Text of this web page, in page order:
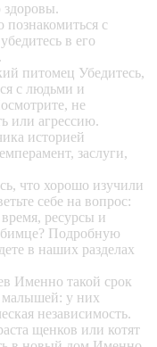
познакомиться с
в его
питомец Убедитесь,
с людьми и
не
или агрессию.
историей
заслуги,
что хорошо изучили
себе на вопрос:
ресурсы и
Подробную
в наших разделах
Именно такой срок
малышей: у них
независимость.
щенков или котят